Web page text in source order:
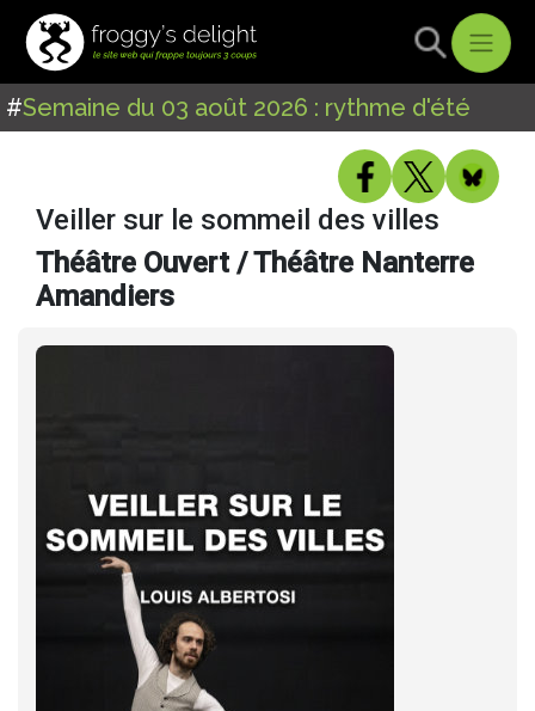
#Semaine du 03 août 2026 : rythme d'été
Veiller sur le sommeil des villes
Théâtre Ouvert / Théâtre Nanterre
Amandiers